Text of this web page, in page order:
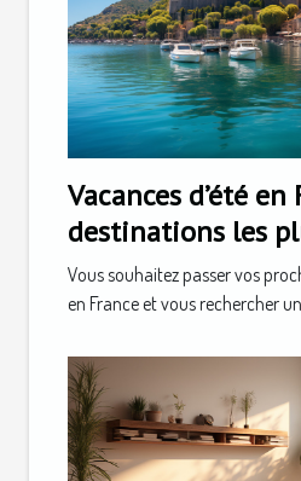
Vacances d’été en
destinations les
Vous souhaitez passer vos
en France et vous rechercher